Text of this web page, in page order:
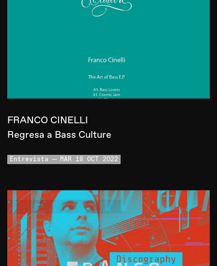
FRANCO CINELLI
Regresa a Bass Culture
Entrevista MAR 18 OCT 2022